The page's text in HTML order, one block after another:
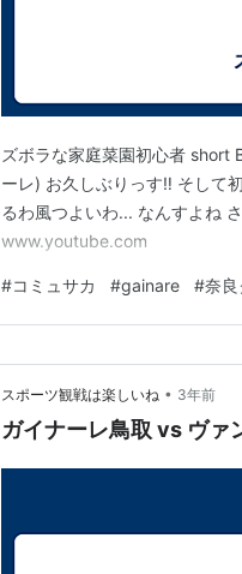
ズボラな家庭菜園初心者 short
ーレ) お久しぶりっす‼ そして
るわ風つよいわ... なんすよね
www.youtube.com
#コミュサカ #gainare #奈
スポーツ観戦は楽しいね • 3年前